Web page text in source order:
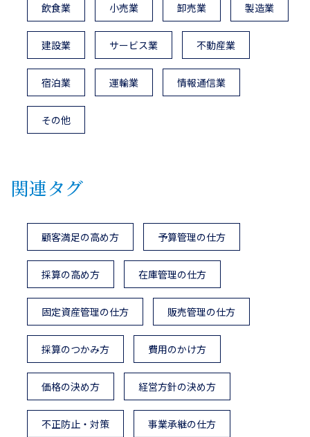
飲食業 小売業 卸売業 製造業
建設業 サービス業 不動産業
宿泊業 運輸業 情報通信業
その他
関連タグ
顧客満足の高め方 予算管理の仕方
採算の高め方 在庫管理の仕方
固定資産管理の仕方 販売管理の仕方
採算のつかみ方 費用のかけ方
価格の決め方 経営方針の決め方
不正防止・対策 事業承継の仕方